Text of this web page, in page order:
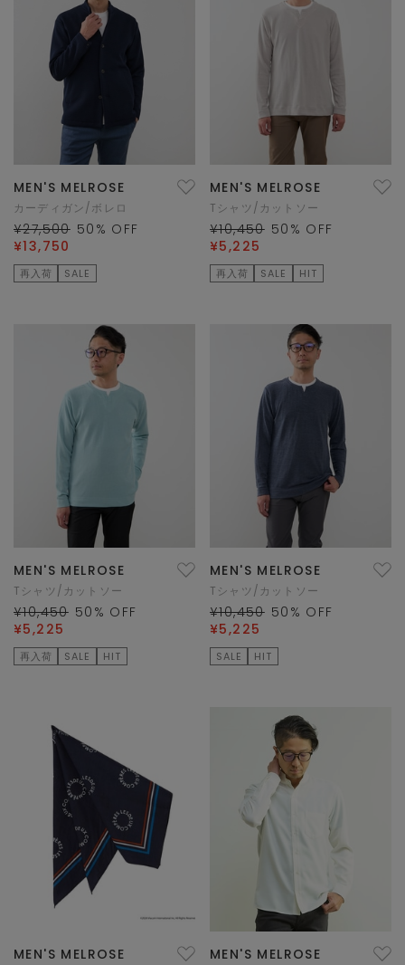
MEN'S MELROSE
カーディガン/ボレロ
¥27,500 50 % OFF
¥13,750
再入荷 SALE
MEN'S MELROSE
Tシャツ/カットソー
¥10,450 50 % OFF
¥5,225
再入荷 SALE HIT
MEN'S MELROSE
Tシャツ/カットソー
¥10,450 50 % OFF
¥5,225
再入荷 SALE HIT
MEN'S MELROSE
Tシャツ/カットソー
¥10,450 50 % OFF
¥5,225
SALE HIT
MEN'S MELROSE MEN'S MELROSE